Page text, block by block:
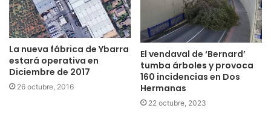
La nueva fábrica de Ybarra
estará operativa en
Diciembre de 2017
26 octubre, 2016
El vendaval de ‘Bernard’
tumba árboles y provoca
160 incidencias en Dos
Hermanas
22 octubre, 2023